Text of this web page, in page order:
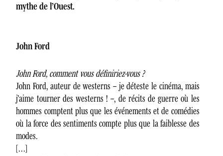
mythe de l’Ouest.
John Ford
John Ford, comment vous définiriez-vous ?
John Ford, auteur de westerns – je déteste le cinéma, mais
j’aime tourner des westerns ! –, de récits de guerre où les
hommes comptent plus que les événements et de comédies
où la force des sentiments compte plus que la faiblesse des
modes.
[…]